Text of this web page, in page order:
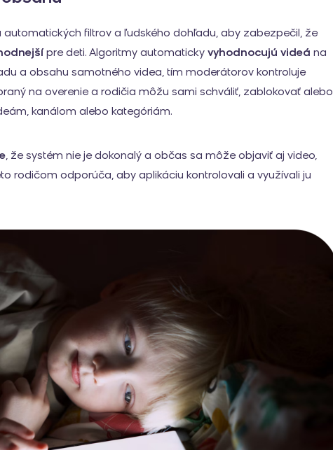
filtrov a ľudského dohľadu, aby zabezpečil, že
pre deti. Algoritmy automaticky vyhodnocujú videá na
a obsahu samotného videa, tím moderátorov kontroluje
na overenie a rodičia môžu sami schváliť, zablokovať alebo
kanálom alebo kategóriám.
, že systém nie je dokonalý a občas sa môže objaviť aj video,
rodičom odporúča, aby aplikáciu kontrolovali a využívali ju